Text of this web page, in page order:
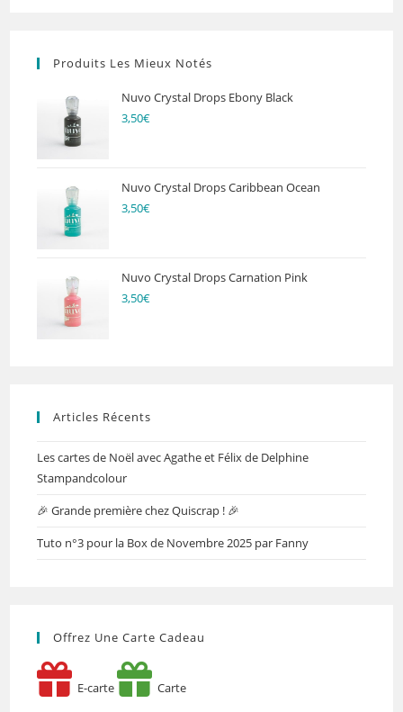
Produits Les Mieux Notés
Nuvo Crystal Drops Ebony Black
3,50€
Nuvo Crystal Drops Caribbean Ocean
3,50€
Nuvo Crystal Drops Carnation Pink
3,50€
Articles Récents
Les cartes de Noël avec Agathe et Félix de Delphine
Stampandcolour
🎉 Grande première chez Quiscrap ! 🎉
Tuto n°3 pour la Box de Novembre 2025 par Fanny
Offrez Une Carte Cadeau
E-carte Carte